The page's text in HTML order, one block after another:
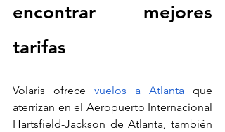
encontrar mejores
tarifas
Volaris ofrece vuelos a Atlanta que
aterrizan en el Aeropuerto Internacional
Hartsfield-Jackson de Atlanta, también